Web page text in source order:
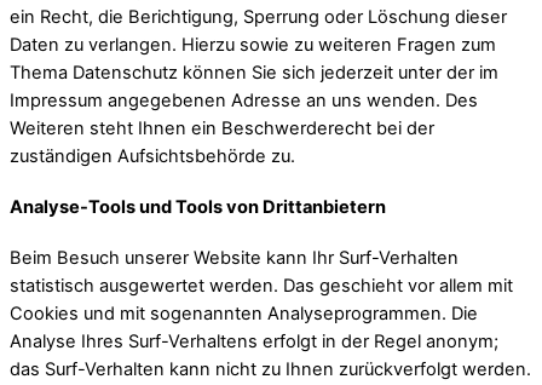
ein Recht, die Berichtigung, Sperrung oder Löschung dieser
Daten zu verlangen. Hierzu sowie zu weiteren Fragen zum
Thema Datenschutz können Sie sich jederzeit unter der im
Impressum angegebenen Adresse an uns wenden. Des
Weiteren steht Ihnen ein Beschwerderecht bei der
zuständigen Aufsichtsbehörde zu.
Analyse-Tools und Tools von Drittanbietern
Beim Besuch unserer Website kann Ihr Surf-Verhalten
statistisch ausgewertet werden. Das geschieht vor allem mit
Cookies und mit sogenannten Analyseprogrammen. Die
Analyse Ihres Surf-Verhaltens erfolgt in der Regel anonym;
das Surf-Verhalten kann nicht zu Ihnen zurückverfolgt werden.